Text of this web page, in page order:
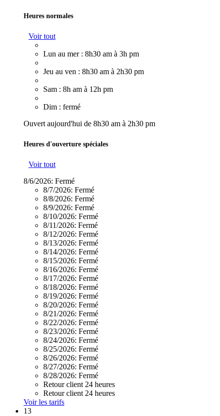
Heures normales
Voir tout
Lun au mer : 8h30 am à 3h pm
Jeu au ven : 8h30 am à 2h30 pm
Sam : 8h am à 12h pm
Dim : fermé
Ouvert aujourd'hui de 8h30 am à 2h30 pm
Heures d'ouverture spéciales
Voir tout
8/6/2026: Fermé
8/7/2026: Fermé
8/8/2026: Fermé
8/9/2026: Fermé
8/10/2026: Fermé
8/11/2026: Fermé
8/12/2026: Fermé
8/13/2026: Fermé
8/14/2026: Fermé
8/15/2026: Fermé
8/16/2026: Fermé
8/17/2026: Fermé
8/18/2026: Fermé
8/19/2026: Fermé
8/20/2026: Fermé
8/21/2026: Fermé
8/22/2026: Fermé
8/23/2026: Fermé
8/24/2026: Fermé
8/25/2026: Fermé
8/26/2026: Fermé
8/27/2026: Fermé
8/28/2026: Fermé
Retour client 24 heures
Retour client 24 heures
Voir les tarifs
13